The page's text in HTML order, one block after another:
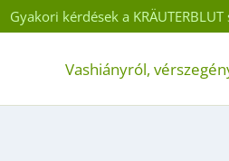
Gyakori kérdések a
Vashiányról,